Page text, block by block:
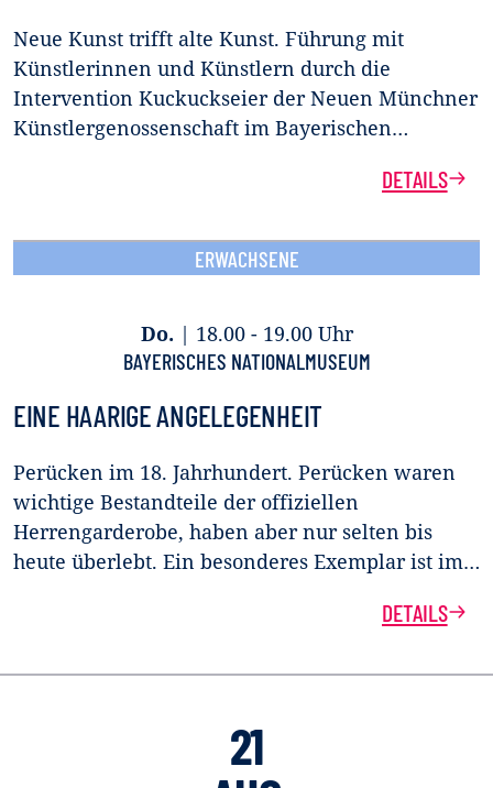
Neue Kunst trifft alte Kunst. Führung mit
Künstlerinnen und Künstlern durch die
Intervention Kuckuckseier der Neuen Münchner
Künstlergenossenschaft im Bayerischen…
DETAILS
ERWACHSENE
Do. | 18.00 - 19.00 Uhr
BAYERISCHES NATIONALMUSEUM
EINE HAARIGE ANGELEGENHEIT
Perücken im 18. Jahrhundert. Perücken waren
wichtige Bestandteile der offiziellen
Herrengarderobe, haben aber nur selten bis
heute überlebt. Ein besonderes Exemplar ist im…
DETAILS
21